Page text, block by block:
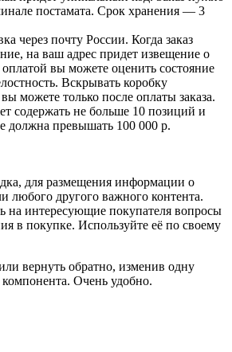
постамата. Срок хранения — 3
через почту России. Когда заказ
на ваш адрес придет извещение о
вы можете оценить состояние
Вскрывать коробку
можете только после оплаты заказа.
содержать не больше 10 позиций и
должна превышать 100 000 р.
для размещения информации о
любого другого важного контента.
на интересующие покупателя вопросы
в покупке. Используйте её по своему
вернуть обратно, изменив одну
компонента. Очень удобно.